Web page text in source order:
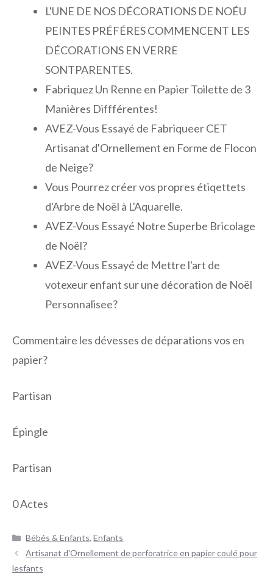
L'UNE DE NOS DÉCORATIONS DE NOÉU
PEINTES PRÉFÉRES COMMENCENT LES
DÉCORATIONS EN VERRE
SONTPARENTES.
Fabriquez Un Renne en Papier Toilette de 3
Manières Diffférentes!
AVEZ-Vous Essayé de Fabriqueer CET
Artisanat d'Ornellement en Forme de Flocon
de Neige?
Vous Pourrez créer vos propres étiqettets
d'Arbre de Noël à L'Aquarelle.
AVEZ-Vous Essayé Notre Superbe Bricolage
de Noël?
AVEZ-Vous Essayé de Mettre l'art de
votexeur enfant sur une décoration de Noël
Personnalisee?
Commentaire les dévesses de déparations vos en
papier?
Partisan
Épingle
Partisan
0Actes
Catégories
Bébés & Enfants,Enfants
Navigation
des
Artisanat d'Ornellement de perforatrice en papier coulé pour
lesfants